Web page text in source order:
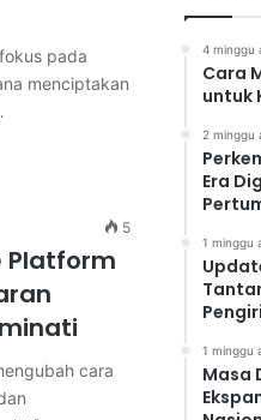
pada
menciptakan
5
Platform
cara
4 minggu
Cara
untuk
2 minggu
Era
1 minggu
1 minggu
Masa